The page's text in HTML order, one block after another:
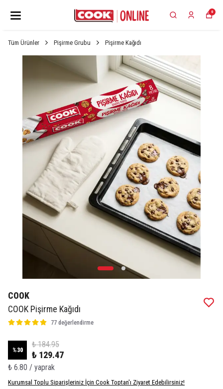
0
Tüm Ürünler Pişirme Grubu Pişirme Kağıdı
COOK
COOK Pişirme Kağıdı
77 değerlendirme
%30
₺ 184.95
₺ 129.47
₺ 6.80 / yaprak
Kurumsal Toplu Siparişleriniz İçin Cook Toptan'ı Ziyaret Edebilirsiniz!